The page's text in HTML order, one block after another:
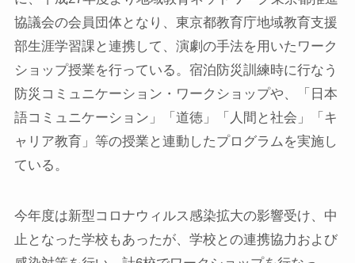
協議会の会員団体となり、東京都教育庁地域教育支援
部生涯学習課と連携して、演劇の手法を用いたワーク
ショップ授業を行っている。宿泊防災訓練時に行なう
防災コミュニケーション・ワークショップや、「日本
語コミュニケーション」「道徳」「人間と社会」「キ
ャリア教育」等の授業と連動したプログラムを実施し
ている。
今年度は新型コロナウィルス感染拡大の影響受け、中
止となった学校もあったが、学校との連携協力および